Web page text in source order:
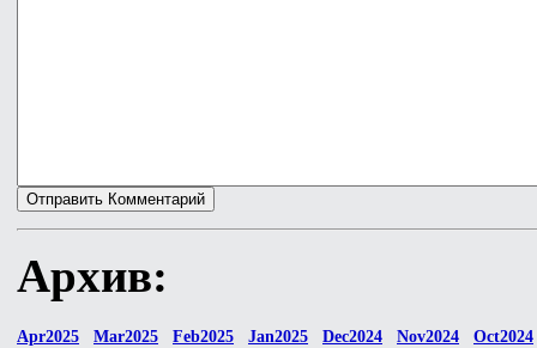
Архив:
Apr2025 Mar2025 Feb2025 Jan2025 Dec2024 Nov2024
Oct2024